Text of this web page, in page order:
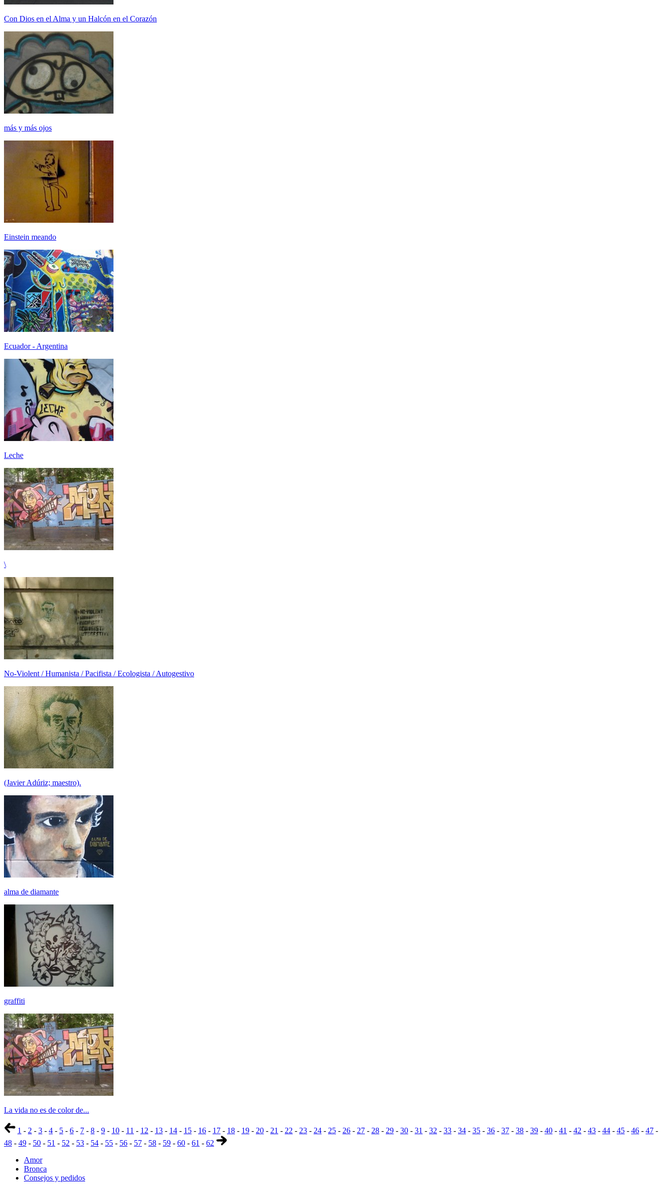
Con Dios en el Alma y un Halcón en el Corazón
más y más ojos
Einstein meando
Ecuador - Argentina
Leche
\
No-Violent / Humanista / Pacifista / Ecologista / Autogestivo
(Javier Adúriz; maestro).
alma de diamante
graffiti
La vida no es de color de...
1 - 2 - 3 - 4 - 5 - 6 - 7 - 8 - 9 - 10 - 11 - 12 - 13 - 14 - 15 - 16 - 17 - 18 - 19 - 20 - 21 - 22 - 23 - 24 - 25 - 26 - 27 - 28 - 29 - 30 - 31 - 32 - 33 - 34 - 35 - 36 - 37 - 38 - 39 - 40 - 41 - 42 - 43 - 44 - 45 - 46 - 47 -
48 - 49 - 50 - 51 - 52 - 53 - 54 - 55 - 56 - 57 - 58 - 59 - 60 - 61 - 62
Amor
Bronca
Consejos y pedidos